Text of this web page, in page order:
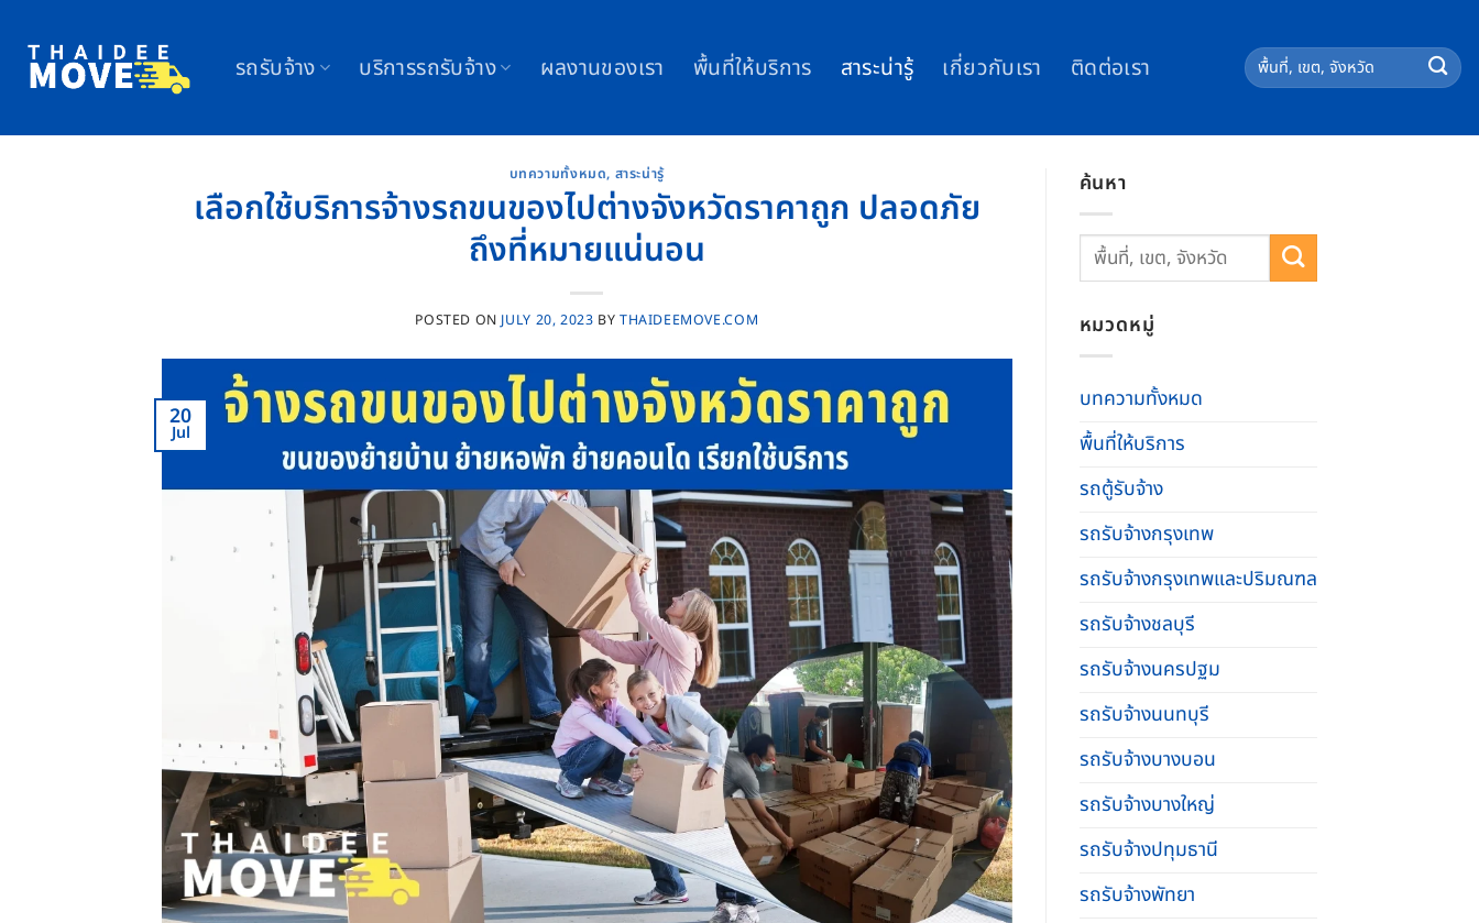
content
รถรับจ้าง บริการรถรับจ้าง ผลงานของเรา พื้นที่ให้บริการ สาระน่ารู้ เกี่ยวกับเรา ติดต่อเรา
บทความทั้งหมด, สาระน่ารู้
เลือกใช้บริการจ้างรถขนของไปต่างจังหวัดราคาถูก ปลอดภัย
ถึงที่หมายแน่นอน
POSTED ONJULY 20, 2023 BY THAIDEEMOVE.COM
20
Jul
ค้นหา
หมวดหมู่
บทความทั้งหมด
พื้นที่ให้บริการ
รถตู้รับจ้าง
รถรับจ้างกรุงเทพ
รถรับจ้างกรุงเทพและปริมณฑล
รถรับจ้างชลบุรี
รถรับจ้างนครปฐม
รถรับจ้างนนทบุรี
รถรับจ้างบางบอน
รถรับจ้างบางใหญ่
รถรับจ้างปทุมธานี
รถรับจ้างพัทยา